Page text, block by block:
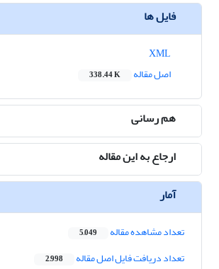
فایل ها
اصل مقاله
338.44 K
هم رسانی
ارجاع به این مقاله
آمار
تعداد مشاهده مقاله 5,049
تعداد دریافت فایل اصل مقاله 2,998